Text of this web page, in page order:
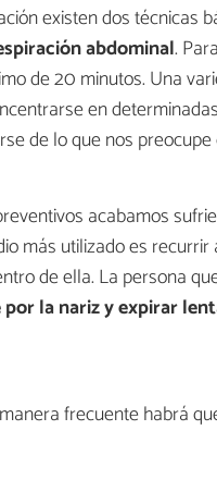
existen dos técnicas
abdominal.
de 20 minutos. Una
en
de lo que nos
acabamos
más utilizado es recurrir
de ella. La persona
la nariz y expirar
frecuente habrá